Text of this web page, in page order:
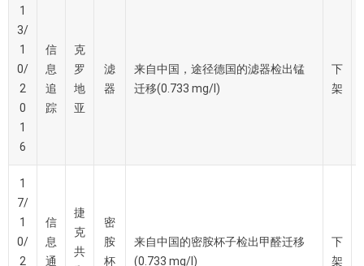
1
3/
1
0/
2
0
1
6
信
息
追
踪
克
罗
地
亚
滤
器
来自中国，途径德国的滤器检出锰
迁移(0.733 mg/l)
下
架
1
7/
1
0/
2
信
息
通
捷
克
共
密
胺
杯
来自中国的密胺杯子检出甲醛迁移
(0.733 mg/l)
下
架